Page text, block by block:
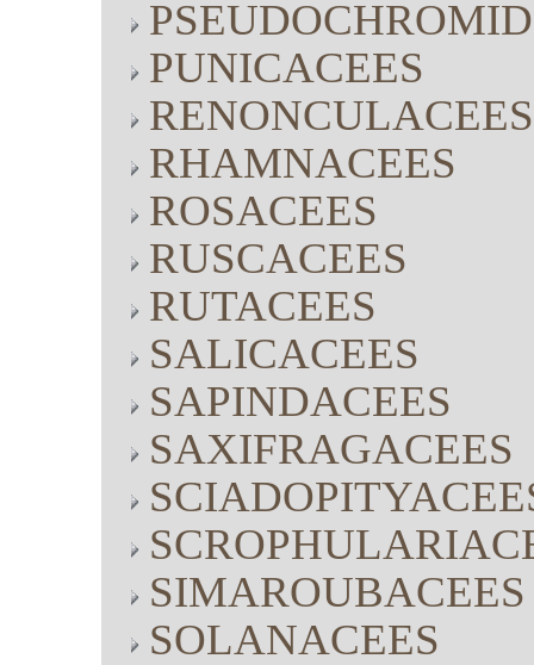
PUNICACEES
RENONCULACEES
RHAMNACEES
ROSACEES
RUSCACEES
RUTACEES
SALICACEES
SAPINDACEES
SAXIFRAGACEES
SIMAROUBACEES
SOLANACEES